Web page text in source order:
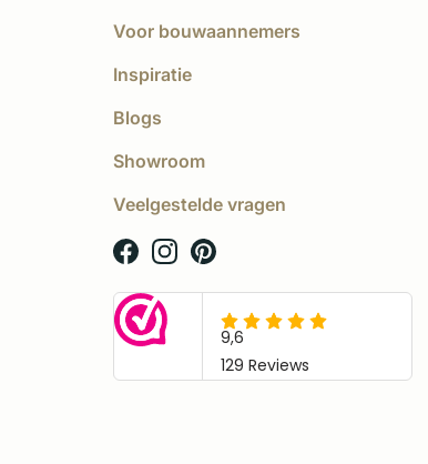
Voor bouwaannemers
Inspiratie
Blogs
Showroom
Veelgestelde vragen